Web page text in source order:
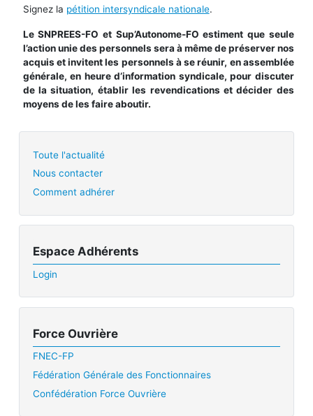
Signez la pétition intersyndicale nationale.
Le SNPREES-FO et Sup’Autonome-FO estiment que seule
l’action unie des personnels sera à même de préserver nos
acquis et invitent les personnels à se réunir, en assemblée
générale, en heure d’information syndicale, pour discuter
de la situation, établir les revendications et décider des
moyens de les faire aboutir.
Toute l'actualité
Nous contacter
Comment adhérer
Espace Adhérents
Login
Force Ouvrière
FNEC-FP
Fédération Générale des Fonctionnaires
Confédération Force Ouvrière